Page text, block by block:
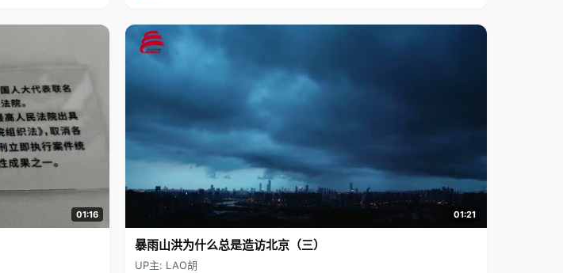
01:16 01:21
暴雨山洪为什么总是造访北京（三）
UP主: LAO胡